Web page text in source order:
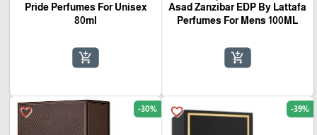
Asad Zanzibar EDP By Lattafa
Perfumes For Mens 100ML
add_shopping_cart
Pride Perfumes For Unisex
80ml
add_shopping_cart
favorite_border -39%
favorite_border -30%